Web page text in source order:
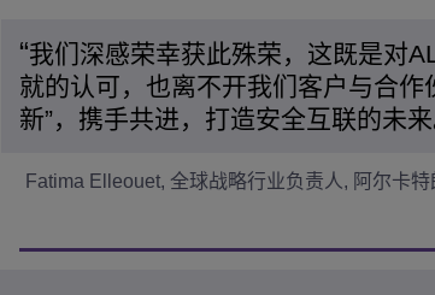
我们深感荣幸获此殊荣，这既是对
就的认可，也离不开我们客户与合作
新”，携手共进，打造安全互联的未来
Fatima Elleouet, 全球战略行业负责人, 阿尔卡